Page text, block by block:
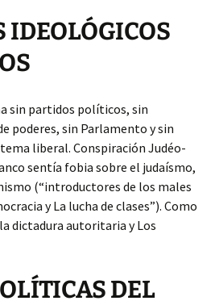
IDEOLÓGICOS
sin partidos políticos, sin
poderes, sin Parlamento y sin
liberal. Conspiración Judéo­
sentía fobia sobre el judaísmo,
(“introductores de los males
y La lucha de clases”). Como
dictadura autoritaria y Los
DEL